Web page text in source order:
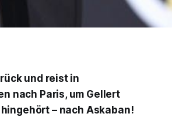
und reist in
nach Paris, um Gellert
– nach Askaban!